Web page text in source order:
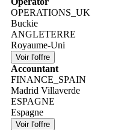
OPERATIONS_UK
Buckie
ANGLETERRE
Royaume-Uni
Accountant
FINANCE_SPAIN
Madrid Villaverde
ESPAGNE
Espagne